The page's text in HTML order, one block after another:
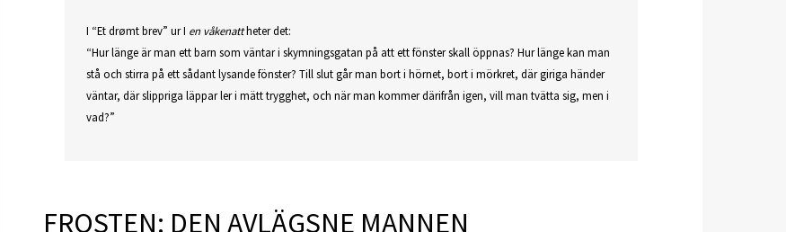
I “Et drømt brev” ur I en våkenattheter det:
“Hur länge är man ett barn som väntar i skymningsgatan på att ett fönster skall öppnas? Hur länge kan man
stå och stirra på ett sådant lysande fönster? Till slut går man bort i hörnet, bort i mörkret, där giriga händer
väntar, där slippriga läppar ler i mätt trygghet, och när man kommer därifrån igen, vill man tvätta sig, men i
vad?”
FROSTEN: DEN AVLÄGSNE MANNEN